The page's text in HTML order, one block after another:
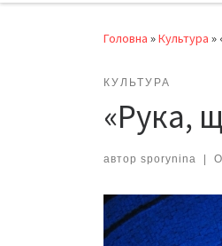
Головна »Культура »
КУЛЬТУРА
«Рука,
автор sporynina